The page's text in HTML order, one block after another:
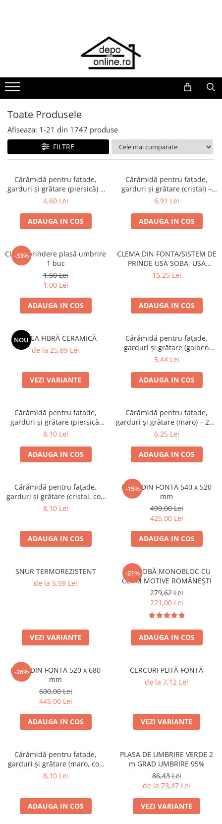
Grătare barbeque din fontă
România
PLITE DIN FONTĂ
GRĂTARE DE GRĂDINĂ
Cuptoare de pizza
Grătare din fontă
Grătare electrice
GRĂTARE PE GAZ
UȘI DIN FONTĂ
Uși de cuptor
Uși pentru sobă și șemineu
VASE DE GĂTIT
Vase pentru gătit din fontă
Vase pentru gătit din inox
Vase pentru gătit din oțel
REDUCERI VASE DIN FONTĂ
ACCESORII SOBĂ, ȘEMINEU ȘI
CUPTOR
ACCESORII PENTRU GATIT
COPERTINE ȘI PRELATE
polietilenă cu inele
COȘURI DE FUM
Coșuri de fum din beton
Coșuri de fum din otel
INSTALAȚII
Baterii și accesorii
Unelte electrice
SOBE ȘI ȘEMINEE
STICLĂ TERMOREZISTENTĂ
TIMP LIBER IN NATURA
DE CURATARE HORN
UZ GOSPODĂRESC
TERASĂ
Toate Produsele
Afiseaza: 1-21 din 1747 produse
FILTRE
Cărămidă pentru fațade,
garduri și grătare (piersică) –
250 × 120 × 65 mm
4,60 Lei
ADAUGA IN COS
Cărămidă pentru fațade,
garduri și grătare (cristal) –
250 × 120 × 65 mm
6,91 Lei
ADAUGA IN COS
-33%
Clemă prindere plasă umbrire
1 buc
1,50 Lei
1,00 Lei
ADAUGA IN COS
CLEMA DIN FONTA/SISTEM DE
PRINDE USA SOBA, USA
SEMINEU
15,25 Lei
ADAUGA IN COS
NOU
SALTEA FIBRĂ CERAMICĂ
de la 25,89 Lei
VEZI VARIANTE
Cărămidă pentru fațade,
garduri și grătare (galben
corsica) – 250 × 120 × 65 mm
5,44 Lei
ADAUGA IN COS
Cărămidă pentru fațade,
garduri și grătare (piersică,
colț rotunjit) – 250 × 120 × 65
8,10 Lei
ADAUGA IN COS
Cărămidă pentru fațade,
garduri și grătare (maro) – 250
× 120 × 65 mm
6,25 Lei
ADAUGA IN COS
Cărămidă pentru fațade,
garduri și grătare (cristal, colț
rotunjit) – 250 × 120 × 65 mm
8,10 Lei
ADAUGA IN COS
-15%
PLITA DIN FONTA 540 x 520
mm
499,00 Lei
425,00 Lei
ADAUGA IN COS
ȘNUR TERMOREZISTENT
de la 5,59 Lei
VEZI VARIANTE
-21%
UȘĂ SOBĂ MONOBLOC CU
GEAM MOTIVE ROMÂNEȘTI
279,62 Lei
221,00 Lei
ADAUGA IN COS
-26%
PLITA DIN FONTA 520 x 680
mm
600,00 Lei
445,00 Lei
ADAUGA IN COS
CERCURI PLITĂ FONTĂ
de la 7,12 Lei
VEZI VARIANTE
Cărămidă pentru fațade,
garduri și grătare (maro, colț
rotunjit) – 250 × 120 × 65 mm
8,10 Lei
ADAUGA IN COS
PLASA DE UMBRIRE VERDE 2
m GRAD UMBRIRE 95%
86,43 Lei
de la 73,47 Lei
VEZI VARIANTE